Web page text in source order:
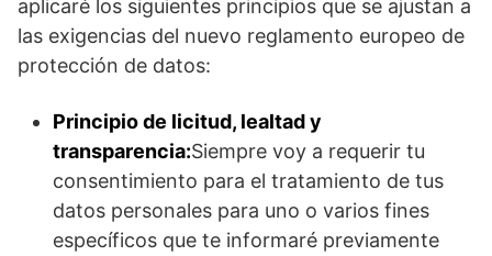
aplicaré los siguientes principios que se ajustan a
las exigencias del nuevo reglamento europeo de
protección de datos:
Principio de licitud, lealtad y
transparencia:Siempre voy a requerir tu
consentimiento para el tratamiento de tus
datos personales para uno o varios fines
específicos que te informaré previamente